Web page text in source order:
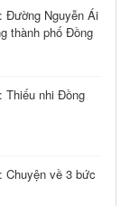
Đường Nguyễn Ái
thành phố Đồng
Thiếu nhi Đồng
Chuyện về 3 bức